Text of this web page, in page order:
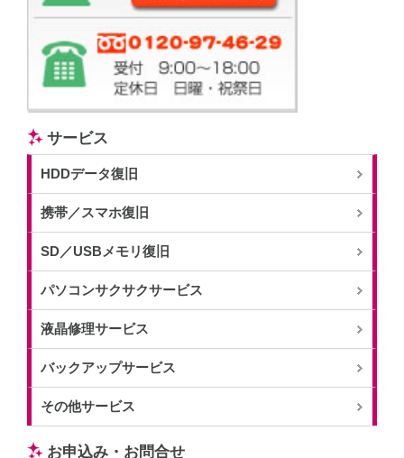
サービス
HDDデータ復旧
携帯／スマホ復旧
SD／USBメモリ復旧
パソコンサクサクサービス
液晶修理サービス
バックアップサービス
その他サービス
お申込み・お問合せ